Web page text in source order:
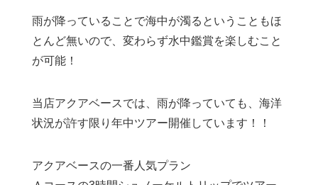
雨が降っていることで海中が濁るということもほ
とんど無いので、変わらず水中鑑賞を楽しむこと
が可能！
当店アクアベースでは、雨が降っていても、海洋
状況が許す限り年中ツアー開催しています！！
アクアベースの一番人気プラン